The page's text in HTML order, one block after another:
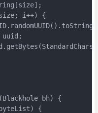
i++) {
bh) {
{